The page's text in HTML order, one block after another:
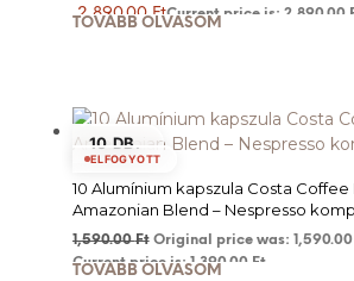
2,890.00FtCurrent price is: 2,890.00
TOVÁBB OLVASOM
10 DB.
ELFOGYOTT
10 Alumínium kapszula Costa Coffee
Amazonian Blend – Nespresso
1,590.00Ft Original price was: 1,590.00
Current price is: 1,390.00 Ft.
TOVÁBB OLVASOM